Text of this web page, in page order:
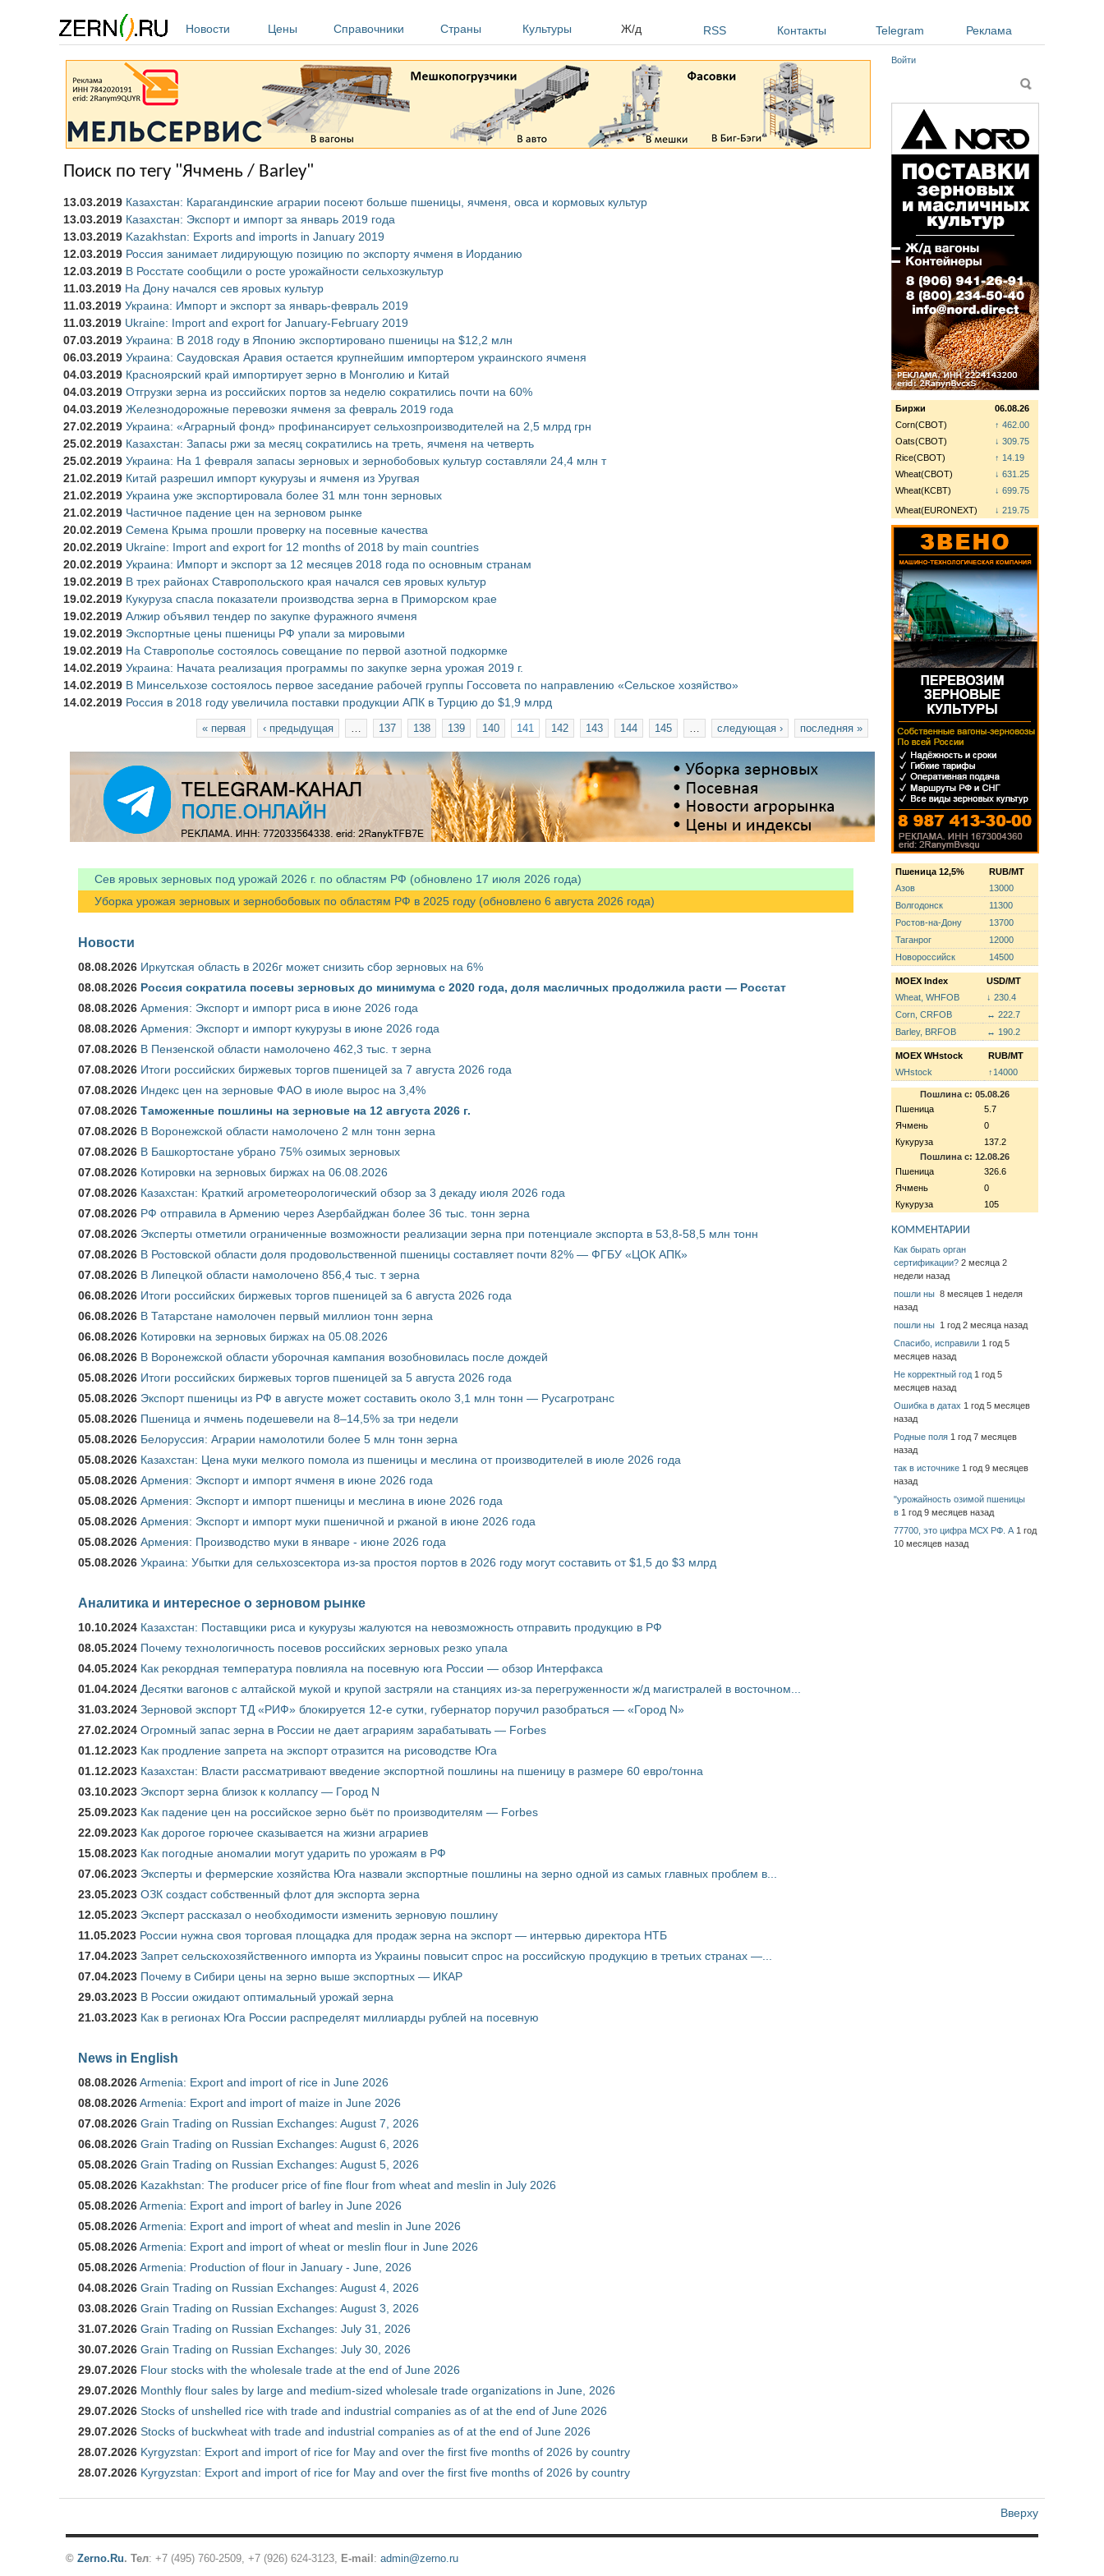
Новости
Цены Справочники Страны Культуры Ж/д RSS Контакты Telegram Реклама
Поиск по тегу "Ячмень / Barley"
13.03.2019 Казахстан: Карагандинские аграрии посеют больше пшеницы, ячменя, овса и кормовых культур
13.03.2019 Казахстан: Экспорт и импорт за январь 2019 года
13.03.2019 Kazakhstan: Exports and imports in January 2019
12.03.2019 Россия занимает лидирующую позицию по экспорту ячменя в Иорданию
12.03.2019 В Росстате сообщили о росте урожайности сельхозкультур
11.03.2019 На Дону начался сев яровых культур
11.03.2019 Украина: Импорт и экспорт за январь-февраль 2019
11.03.2019 Ukraine: Import and export for January-February 2019
07.03.2019 Украина: В 2018 году в Японию экспортировано пшеницы на $12,2 млн
06.03.2019 Украина: Саудовская Аравия остается крупнейшим импортером украинского ячменя
04.03.2019 Красноярский край импортирует зерно в Монголию и Китай
04.03.2019 Отгрузки зерна из российских портов за неделю сократились почти на 60%
04.03.2019 Железнодорожные перевозки ячменя за февраль 2019 года
27.02.2019 Украина: «Аграрный фонд» профинансирует сельхозпроизводителей на 2,5 млрд грн
25.02.2019 Казахстан: Запасы ржи за месяц сократились на треть, ячменя на четверть
25.02.2019 Украина: На 1 февраля запасы зерновых и зернобобовых культур составляли 24,4 млн т
21.02.2019 Китай разрешил импорт кукурузы и ячменя из Уругвая
21.02.2019 Украина уже экспортировала более 31 млн тонн зерновых
21.02.2019 Частичное падение цен на зерновом рынке
20.02.2019 Семена Крыма прошли проверку на посевные качества
20.02.2019 Ukraine: Import and export for 12 months of 2018 by main countries
20.02.2019 Украина: Импорт и экспорт за 12 месяцев 2018 года по основным странам
19.02.2019 В трех районах Ставропольского края начался сев яровых культур
19.02.2019 Кукуруза спасла показатели производства зерна в Приморском крае
19.02.2019 Алжир объявил тендер по закупке фуражного ячменя
19.02.2019 Экспортные цены пшеницы РФ упали за мировыми
19.02.2019 На Ставрополье состоялось совещание по первой азотной подкормке
14.02.2019 Украина: Начата реализация программы по закупке зерна урожая 2019 г.
14.02.2019 В Минсельхозе состоялось первое заседание рабочей группы Госсовета по направлению «Сельское хозяйство»
14.02.2019 Россия в 2018 году увеличила поставки продукции АПК в Турцию до $1,9 млрд
« первая ‹ предыдущая 137 138 139 140 141 142 143 144 145 следующая › последняя »
Сев яровых зерновых под урожай 2026 г. по областям РФ (обновлено 17 июля 2026 года)
Уборка урожая зерновых и зернобобовых по областям РФ в 2025 году (обновлено 6 августа 2026 года)
Новости
08.08.2026 Иркутская область в 2026г может снизить сбор зерновых на 6%
08.08.2026 Россия сократила посевы зерновых до минимума с 2020 года, доля масличных продолжила расти — Росстат
08.08.2026 Армения: Экспорт и импорт риса в июне 2026 года
08.08.2026 Армения: Экспорт и импорт кукурузы в июне 2026 года
07.08.2026 В Пензенской области намолочено 462,3 тыс. т зерна
07.08.2026 Итоги российских биржевых торгов пшеницей за 7 августа 2026 года
07.08.2026 Индекс цен на зерновые ФАО в июле вырос на 3,4%
07.08.2026 Таможенные пошлины на зерновые на 12 августа 2026 г.
07.08.2026 В Воронежской области намолочено 2 млн тонн зерна
07.08.2026 В Башкортостане убрано 75% озимых зерновых
07.08.2026 Котировки на зерновых биржах на 06.08.2026
07.08.2026 Казахстан: Краткий агрометеорологический обзор за 3 декаду июля 2026 года
07.08.2026 РФ отправила в Армению через Азербайджан более 36 тыс. тонн зерна
07.08.2026 Эксперты отметили ограниченные возможности реализации зерна при потенциале экспорта в 53,8-58,5 млн тонн
07.08.2026 В Ростовской области доля продовольственной пшеницы составляет почти 82% — ФГБУ «ЦОК АПК»
07.08.2026 В Липецкой области намолочено 856,4 тыс. т зерна
06.08.2026 Итоги российских биржевых торгов пшеницей за 6 августа 2026 года
06.08.2026 В Татарстане намолочен первый миллион тонн зерна
06.08.2026 Котировки на зерновых биржах на 05.08.2026
06.08.2026 В Воронежской области уборочная кампания возобновилась после дождей
05.08.2026 Итоги российских биржевых торгов пшеницей за 5 августа 2026 года
05.08.2026 Экспорт пшеницы из РФ в августе может составить около 3,1 млн тонн — Русагротранс
05.08.2026 Пшеница и ячмень подешевели на 8–14,5% за три недели
05.08.2026 Белоруссия: Аграрии намолотили более 5 млн тонн зерна
05.08.2026 Казахстан: Цена муки мелкого помола из пшеницы и меслина от производителей в июле 2026 года
05.08.2026 Армения: Экспорт и импорт ячменя в июне 2026 года
05.08.2026 Армения: Экспорт и импорт пшеницы и меслина в июне 2026 года
05.08.2026 Армения: Экспорт и импорт муки пшеничной и ржаной в июне 2026 года
05.08.2026 Армения: Производство муки в январе - июне 2026 года
05.08.2026 Украина: Убытки для сельхозсектора из-за простоя портов в 2026 году могут составить от $1,5 до $3 млрд
Аналитика и интересное о зерновом рынке
10.10.2024 Казахстан: Поставщики риса и кукурузы жалуются на невозможность отправить продукцию в РФ
08.05.2024 Почему технологичность посевов российских зерновых резко упала
04.05.2024 Как рекордная температура повлияла на посевную юга России — обзор Интерфакса
01.04.2024 Десятки вагонов с алтайской мукой и крупой застряли на станциях из-за перегруженности ж/д магистралей в восточном...
31.03.2024 Зерновой экспорт ТД «РИФ» блокируется 12-е сутки, губернатор поручил разобраться — «Город N»
27.02.2024 Огромный запас зерна в России не дает аграриям зарабатывать — Forbes
01.12.2023 Как продление запрета на экспорт отразится на рисоводстве Юга
01.12.2023 Казахстан: Власти рассматривают введение экспортной пошлины на пшеницу в размере 60 евро/тонна
03.10.2023 Экспорт зерна близок к коллапсу — Город N
25.09.2023 Как падение цен на российское зерно бьёт по производителям — Forbes
22.09.2023 Как дорогое горючее сказывается на жизни аграриев
15.08.2023 Как погодные аномалии могут ударить по урожаям в РФ
07.06.2023 Эксперты и фермерские хозяйства Юга назвали экспортные пошлины на зерно одной из самых главных проблем в...
23.05.2023 ОЗК создаст собственный флот для экспорта зерна
12.05.2023 Эксперт рассказал о необходимости изменить зерновую пошлину
11.05.2023 России нужна своя торговая площадка для продаж зерна на экспорт — интервью директора НТБ
17.04.2023 Запрет сельскохозяйственного импорта из Украины повысит спрос на российскую продукцию в третьих странах —...
07.04.2023 Почему в Сибири цены на зерно выше экспортных — ИКАР
29.03.2023 В России ожидают оптимальный урожай зерна
21.03.2023 Как в регионах Юга России распределят миллиарды рублей на посевную
News in English
08.08.2026Armenia: Export and import of rice in June 2026
08.08.2026Armenia: Export and import of maize in June 2026
07.08.2026 Grain Trading on Russian Exchanges: August 7, 2026
06.08.2026 Grain Trading on Russian Exchanges: August 6, 2026
05.08.2026 Grain Trading on Russian Exchanges: August 5, 2026
05.08.2026 Kazakhstan: The producer price of fine flour from wheat and meslin in July 2026
05.08.2026Armenia: Export and import of barley in June 2026
05.08.2026Armenia: Export and import of wheat and meslin in June 2026
05.08.2026Armenia: Export and import of wheat or meslin flour in June 2026
05.08.2026Armenia: Production of flour in January - June, 2026
04.08.2026 Grain Trading on Russian Exchanges: August 4, 2026
03.08.2026 Grain Trading on Russian Exchanges: August 3, 2026
31.07.2026 Grain Trading on Russian Exchanges: July 31, 2026
30.07.2026 Grain Trading on Russian Exchanges: July 30, 2026
29.07.2026 Flour stocks with the wholesale trade at the end of June 2026
29.07.2026 Monthly flour sales by large and medium-sized wholesale trade organizations in June, 2026
29.07.2026 Stocks of unshelled rice with trade and industrial companies as of at the end of June 2026
29.07.2026 Stocks of buckwheat with trade and industrial companies as of at the end of June 2026
28.07.2026 Kyrgyzstan: Export and import of rice for May and over the first five months of 2026 by country
28.07.2026 Kyrgyzstan: Export and import of rice for May and over the first five months of 2026 by country
Войти
Поиск
Биржи
06.08.26
Corn(CBOT)
↑ 462.00
Oats(CBOT)
↓ 309.75
Rice(CBOT)
↑ 14.19
Wheat(CBOT)
↓ 631.25
Wheat(KCBT)
↓ 699.75
Wheat(EURONEXT)
↓ 219.75
Пшеница 12,5%
RUB/MT
Азов
13000
Волгодонск
11300
Ростов-на-Дону
13700
Таганрог
12000
Новороссийск
14500
MOEX Index
USD/MT
Wheat, WHFOB
↓ 230.4
Corn, CRFOB
↔ 222.7
Barley, BRFOB
↔ 190.2
MOEX WHstock
RUB/MT
WHstock
↑14000
Пошлина с: 05.08.26
Пшеница
5.7
Ячмень
0
Кукуруза
137.2
Пошлина с: 12.08.26
Пшеница
326.6
Ячмень
0
Кукуруза
105
КОММЕНТАРИИ
Как бырать орган
сертификации? 2 месяца 2
недели назад
пошли ны 8 месяцев 1 неделя
назад
пошли ны 1 год 2 месяца назад
Спасибо, исправили 1 год 5
месяцев назад
Не корректный год 1 год 5
месяцев назад
Ошибка в датах 1 год 5 месяцев
назад
Родные поля 1 год 7 месяцев
назад
так в источнике 1 год 9 месяцев
назад
"урожайность озимой пшеницы
в 1 год 9 месяцев назад
77700, это цифра МСХ РФ. А 1 год
10 месяцев назад
Вверху
© Zerno.Ru. Тел: +7 (495) 760-2509, +7 (926) 624-3123, E-mail : admin@zerno.ru